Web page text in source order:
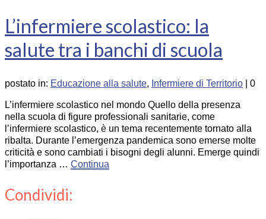
L’infermiere scolastico: la
salute tra i banchi di scuola
postato in: Educazione alla salute, Infermiere di Territorio 0
L’infermiere scolastico nel mondo Quello della presenza
nella scuola di figure professionali sanitarie, come
l’infermiere scolastico, è un tema recentemente tornato alla
ribalta. Durante l’emergenza pandemica sono emerse molte
criticità e sono cambiati i bisogni degli alunni. Emerge quindi
l’importanza … Continua
Condividi: